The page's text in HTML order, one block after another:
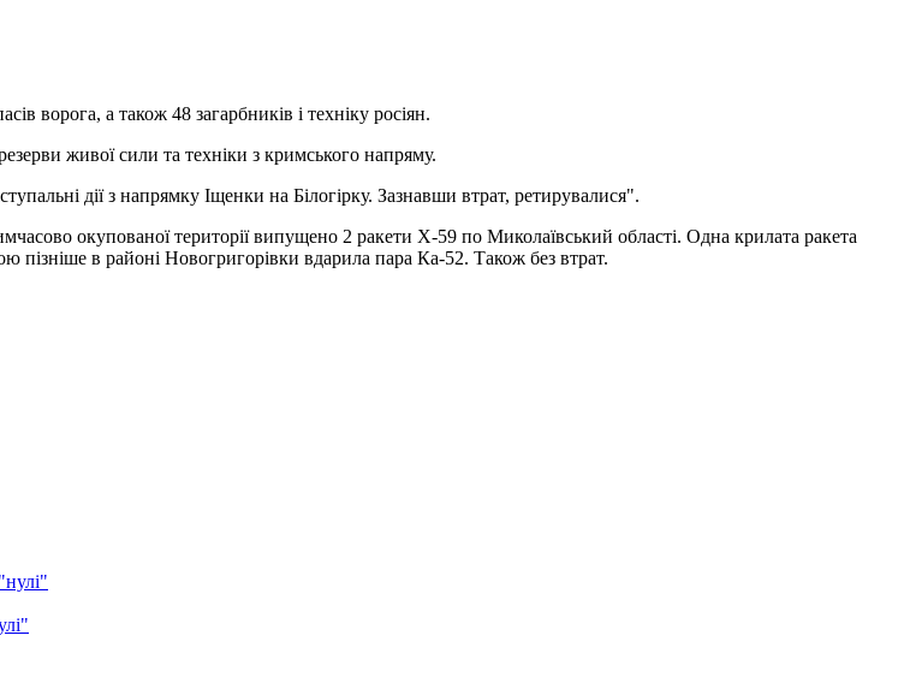
ворога, а також 48 загарбників і техніку росіян.
живої сили та техніки з кримського напряму.
дії з напрямку Іщенки на Білогірку. Зазнавши втрат, ретирувалися".
окупованої території випущено 2 ракети Х-59 по Миколаївський області. Одна крилата ракета
в районі Новогригорівки вдарила пара Ка-52. Також без втрат.